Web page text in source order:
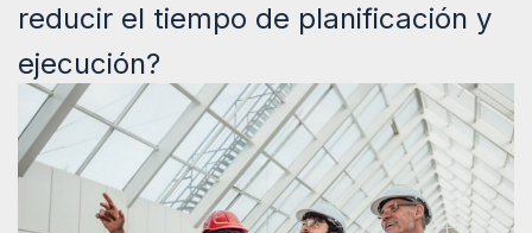
reducir el tiempo de planificación y
ejecución?